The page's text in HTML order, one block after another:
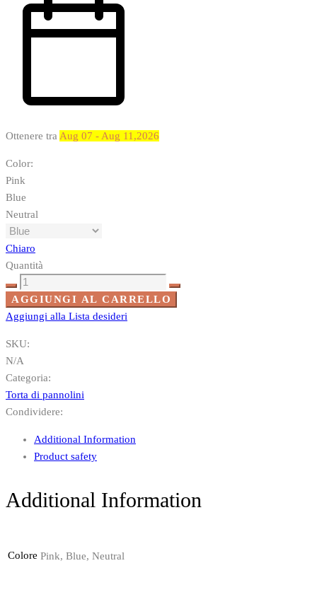
Ottenere tra Aug 07 - Aug 11,2026
Color:
Pink
Blue
Neutral
Chiaro
Quantità
Velivolo
quantità
AGGIUNGI AL CARRELLO
Aggiungi alla Lista desideri
SKU:
N/A
Categoria:
Torta di pannolini
Condividere:
Additional Information
Product safety
Additional Information
Colore Pink, Blue, Neutral